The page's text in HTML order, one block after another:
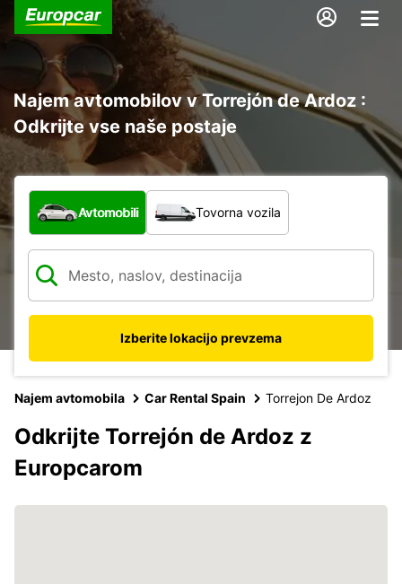
Najem avtomobilov v Torrejón de Ardoz :
Odkrijte vse naše postaje
Katera vrsta vozila?
Avtomobili Tovorna vozila
Izberite lokacijo prevzema
Najem avtomobila Car Rental Spain Torrejon De Ardoz
Odkrijte Torrejón de Ardoz z
Europcarom